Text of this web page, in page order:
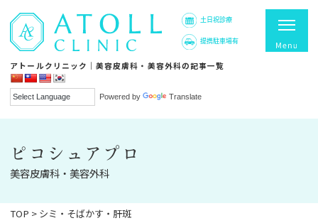
アトールクリニック｜美容皮膚科・美容外科の記事一覧
Powered by Translate
土日祝診療
提携駐車場有
ピコシュアプロ
美容皮膚科・美容外科
TOP > シミ・そばかす・肝斑